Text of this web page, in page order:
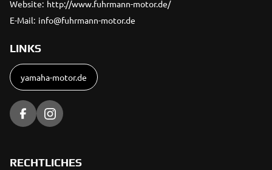
Website: http://www.fuhrmann-motor.de/
E-Mail: info@fuhrmann-motor.de
LINKS
yamaha-motor.de
RECHTLICHES